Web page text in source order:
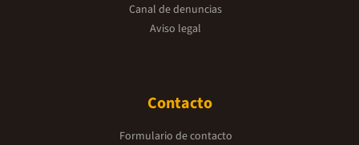
Canal de denuncias
Aviso legal
Contacto
Formulario de contacto